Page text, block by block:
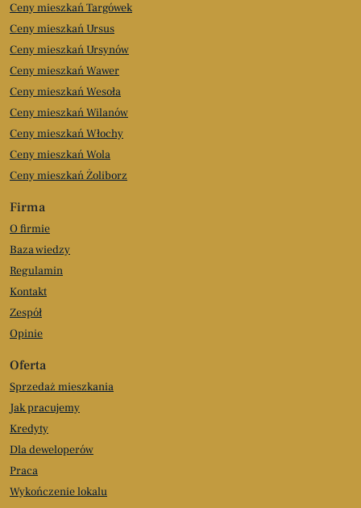
Ceny mieszkań Targówek
Ceny mieszkań Ursus
Ceny mieszkań Ursynów
Ceny mieszkań Wawer
Ceny mieszkań Wesoła
Ceny mieszkań Wilanów
Ceny mieszkań Włochy
Ceny mieszkań Wola
Ceny mieszkań Żoliborz
Firma
O firmie
Baza wiedzy
Regulamin
Kontakt
Zespół
Opinie
Oferta
Sprzedaż mieszkania
Jak pracujemy
Kredyty
Dla deweloperów
Praca
Wykończenie lokalu